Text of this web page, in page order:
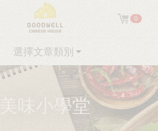
0
美味小學堂
選擇文章類別